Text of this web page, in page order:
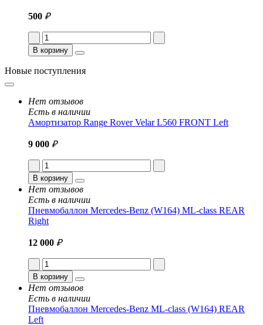
500 ₽
В корзину
Новые поступления
Нет отзывов
Есть в наличии
Амортизатор Range Rover Velar L560 FRONT Left
9 000 ₽
В корзину
Нет отзывов
Есть в наличии
Пневмобаллон Mercedes-Benz (W164) ML-class REAR
Right
12 000 ₽
В корзину
Нет отзывов
Есть в наличии
Пневмобаллон Mercedes-Benz ML-class (W164) REAR
Left